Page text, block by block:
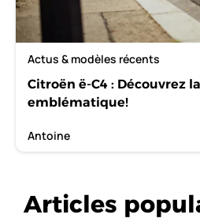
Actus & modèles récents
Citroën ë-C4 : Découvrez
emblématique!
Antoine
Articles